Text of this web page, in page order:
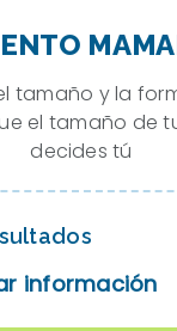
tamaño y la
el tamaño de
decides tú
información